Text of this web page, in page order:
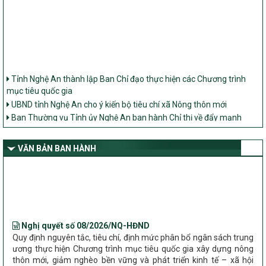
Tỉnh Nghệ An thành lập Ban Chỉ đạo thực hiện các Chương trình
mục tiêu quốc gia
UBND tỉnh Nghệ An cho ý kiến bộ tiêu chí xã Nông thôn mới
Ban Thường vụ Tỉnh ủy Nghệ An ban hành Chỉ thị về đẩy mạnh
thực hiện Chương trình mục tiêu quốc gia xây dựng nông thôn mới,
dân tộc thiểu số và miền núi giai đoạn 2026 – 2030 trên địa bàn tỉnh
Nghệ An
VĂN BẢN BAN HÀNH
Quy định nguyên tắc, tiêu chí, định mức phân bổ ngân sách trung
ương thực hiện Chương trình mục tiêu quốc gia xây dựng nông
thôn mới, giảm nghèo bền vững và phát triển kinh tế – xã hội